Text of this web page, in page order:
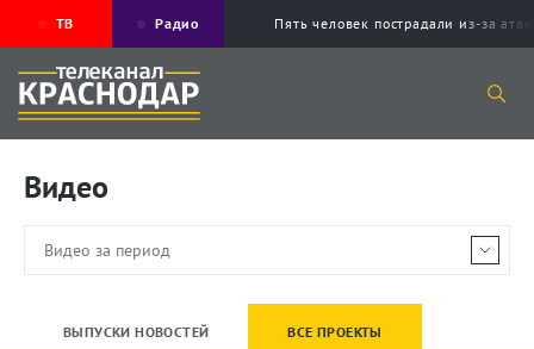
ТВ Радио Пять человек пострадали из-за
Видео
ВЫПУСКИ НОВОСТЕЙ ВСЕ ПРОЕКТЫ